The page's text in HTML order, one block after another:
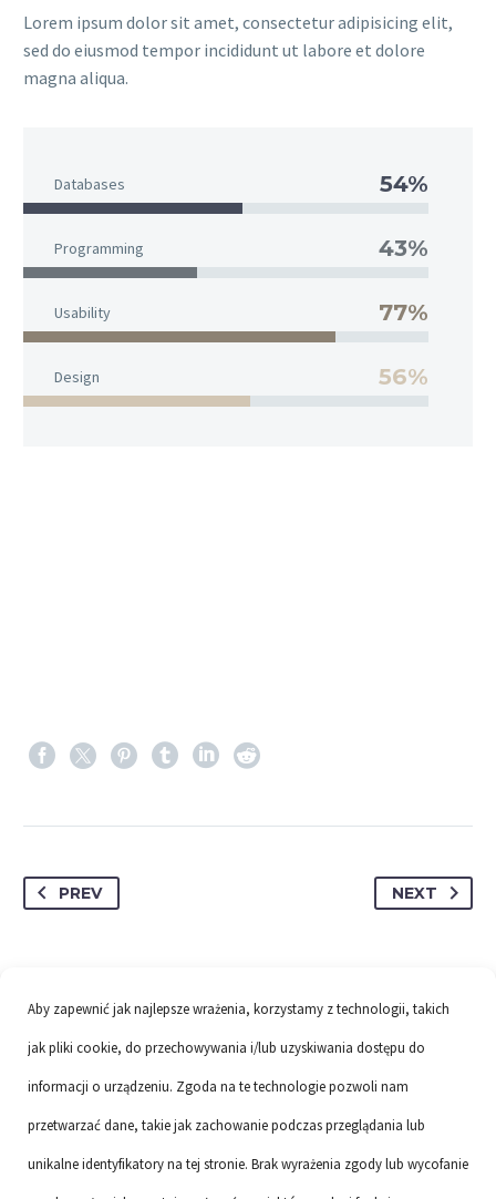
Aby zapewnić jak najlepsze wrażenia, korzystamy z technologii, takich
jak pliki cookie, do przechowywania i/lub uzyskiwania dostępu do
informacji o urządzeniu. Zgoda na te technologie pozwoli nam
przetwarzać dane, takie jak zachowanie podczas przeglądania lub
unikalne identyfikatory na tej stronie. Brak wyrażenia zgody lub wycofanie
Lorem ipsum dolor sit amet, consectetur adipisicing elit,
sed do eiusmod tempor incididunt ut labore et dolore
magna aliqua.
Databases 54%
Programming 43%
Usability 77%
Design 56%
PREV NEXT